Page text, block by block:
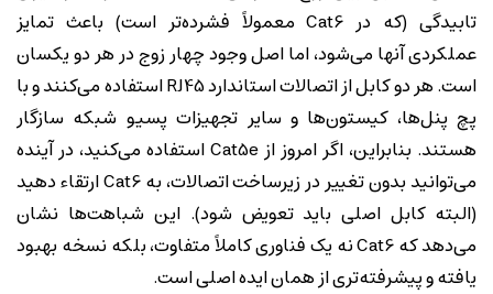
تابیدگی (که در Cat6 معمولاً فشرده‌تر است) باعث تمایز
عملکردی آنها می‌شود، اما اصل وجود چهار زوج در هر دو یکسان
است. هر دو کابل از اتصالات استاندارد RJ45 استفاده می‌کنند و با
پچ پنل‌ها، کیستون‌ها و سایر تجهیزات پسیو شبکه سازگار
هستند. بنابراین، اگر امروز از Cat5e استفاده می‌کنید، در آینده
می‌توانید بدون تغییر در زیرساخت اتصالات، به Cat6 ارتقاء دهید
(البته کابل اصلی باید تعویض شود). این شباهت‌ها نشان
می‌دهد که Cat6 نه یک فناوری کاملاً متفاوت، بلکه نسخه بهبود
یافته و پیشرفته‌تری از همان ایده اصلی است.